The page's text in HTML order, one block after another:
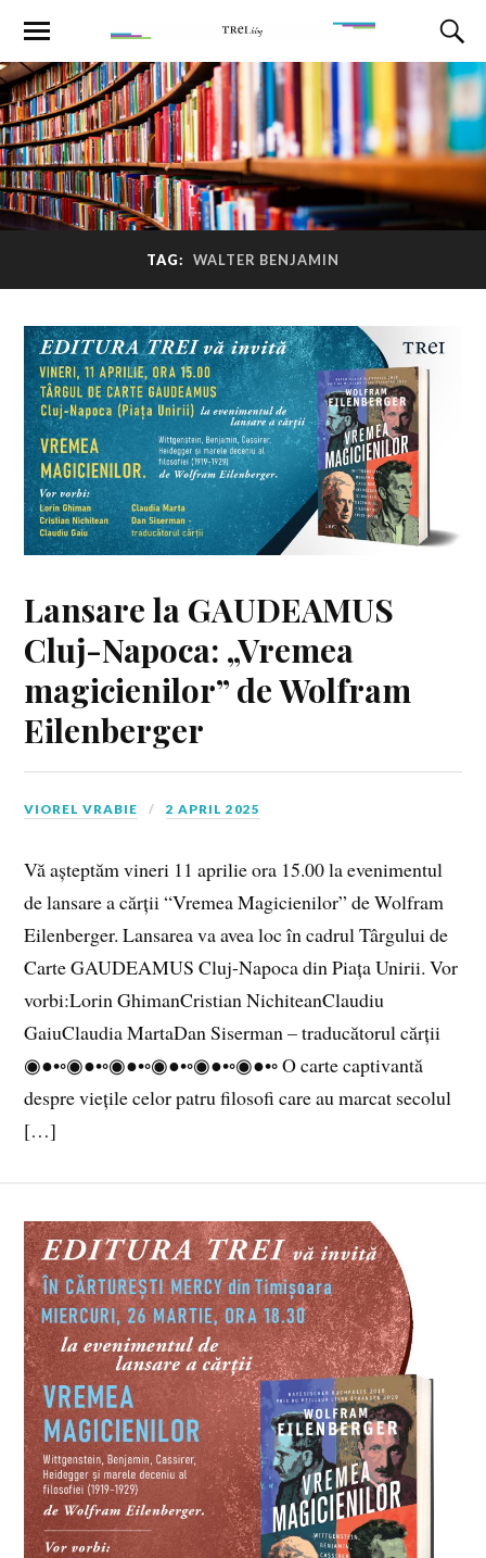
TAG: WALTER BENJAMIN
Lansare la GAUDEAMUS
Cluj-Napoca: „Vremea
magicienilor” de Wolfram
Eilenberger
VIOREL VRABIE 2 APRIL 2025
Vă așteptăm vineri 11 aprilie ora 15.00 la evenimentul
de lansare a cărții “Vremea Magicienilor” de Wolfram
Eilenberger. Lansarea va avea loc în cadrul Târgului de
Carte GAUDEAMUS Cluj-Napoca din Piața Unirii. Vor
vorbi:Lorin GhimanCristian NichiteanClaudiu
GaiuClaudia MartaDan Siserman – traducătorul cărții
◉●•◦◉●•◦◉●•◦◉●•◦◉●•◦◉●•◦ O carte captivantă
despre viețile celor patru filosofi care au marcat secolul
[…]